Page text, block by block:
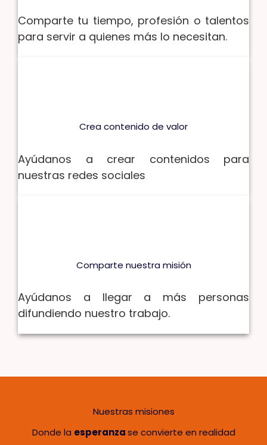
Comparte tu tiempo, profesión o talentos
para servir a quienes más lo necesitan.
Crea contenido de valor
Ayúdanos a crear contenidos para
nuestras redes sociales
Comparte nuestra misión
Ayúdanos a llegar a más personas
difundiendo nuestro trabajo.
Nuestras misiones
Donde la esperanzase convierte en realidad